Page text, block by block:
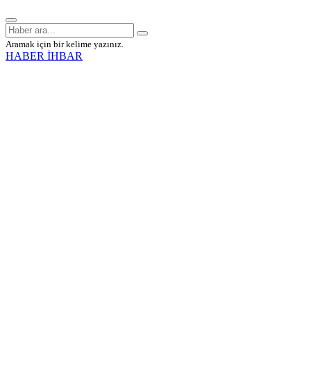
Aramak için bir kelime yazınız.
HABER İHBAR